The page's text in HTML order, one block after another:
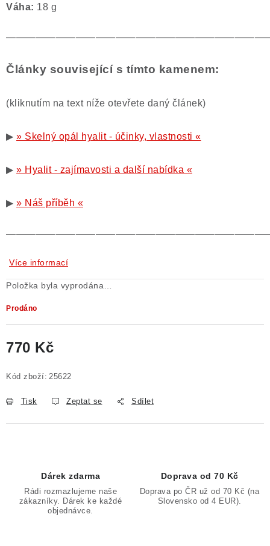
Váha: 18 g
Články související s tímto kamenem:
(kliknutím na text níže otevřete daný článek)
▶ » Skelný opál hyalit - účinky, vlastnosti «
▶ » Hyalit - zajímavosti a další nabídka «
▶ » Náš příběh «
Více informací
Položka byla vyprodána…
Prodáno
770 Kč
Kód zboží: 25622
Tisk Zeptat se Sdílet
Dárek zdarma
Rádi rozmazlujeme naše
zákazníky. Dárek ke každé
objednávce.
Doprava od 70 Kč
Doprava po ČR už od 70 Kč (na
Slovensko od 4 EUR).